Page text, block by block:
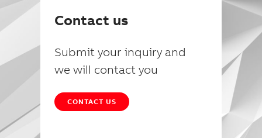
Contact us
Submit your inquiry and
we will contact you
CONTACT US